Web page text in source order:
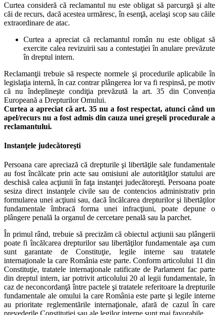
Curtea consideră că reclamantul nu este obligat să parcurgă şi alte
căi de recurs, dacă acestea urmăresc, în esenţă, acelaşi scop sau căile
extraordinare de atac.
Curtea a apreciat că reclamantul român nu este obligat să
exercite calea revizuirii sau a contestaţiei în anulare prevăzute
în dreptul intern.
Reclamanţii trebuie să respecte normele şi procedurile aplicabile în
legislaţia internă, în caz contrar plângerea lor va fi respinsă, pe motiv
că nu îndeplineşte condiţia prevăzută la art. 35 din Convenția
Europeană a Drepturilor Omului.
Curtea a apreciat că art. 35 nu a fost respectat, atunci când un
apel/recurs nu a fost admis din cauza unei greşeli procedurale a
reclamantului.
Instanţele judecătoreşti
Persoana care apreciază că drepturile şi libertăţile sale fundamentale
au fost încălcate prin acte sau omisiuni ale autorităţilor statului are
deschisă calea acţiunii în faţa instanţei judecătoreşti. Persoana poate
sesiza direct instanţele civile sau de contencios administrativ prin
formularea unei acţiuni sau, dacă încălcarea drepturilor şi libertăţilor
fundamentale îmbracă forma unei infracţiuni, poate depune o
plângere penală la organul de cercetare penală sau la parchet.
În primul rând, trebuie să precizăm că obiectul acţiunii sau plângerii
poate fi încălcarea drepturilor sau libertăţilor fundamentale aşa cum
sunt garantate de Constituţie, legile interne sau tratatele
internaţionale la care România este parte. Conform articolului 11 din
Constituţie, tratatele internaţionale ratificate de Parlament fac parte
din dreptul intern, iar potrivit articolului 20 al legii fundamentale, în
caz de neconcordanţă între pactele şi tratatele referitoare la drepturile
fundamentale ale omului la care România este parte şi legile interne
au prioritate reglementările internaţionale, afară de cazul în care